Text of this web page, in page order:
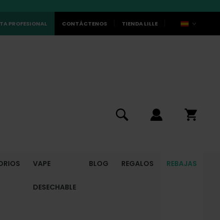
TIENDA LILLE
CONTÁCTENOS
PROFESIONAL
VAPE
DESECHABLE
BLOG REGALOS REBAJAS